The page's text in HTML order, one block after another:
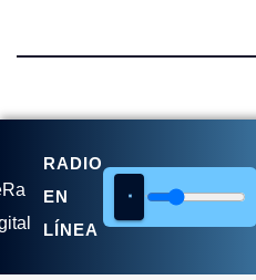
RADIO
EN
LÍNEA